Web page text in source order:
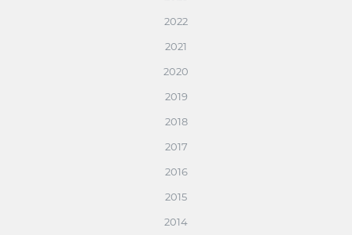
2022
2021
2020
2019
2018
2017
2016
2015
2014